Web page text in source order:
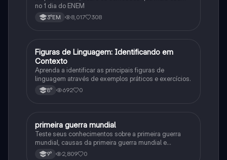
no 1 dia do ENEM
3°EM 8,017 308
FPortuguês
Figuras de Linguagem: Identificando em
Contexto
Aprenda a identificar as principais figuras de
linguagem através de exemplos práticos e exercícios.
8° 692 0
História
primeira guerra mundial
Teste seus conhecimentos sobre a primeira guerra
mundial, causas da primeira guerra mundial e
consequências da Primeira Guerra Mundial, fases da
9° 2,809 0